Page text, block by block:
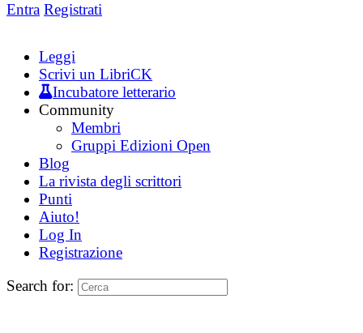
Entra Registrati
Leggi
Scrivi un LibriCK
Incubatore letterario
Community
Membri
Gruppi Edizioni Open
Blog
La rivista degli scrittori
Punti
Aiuto!
Log In
Registrazione
Search for: